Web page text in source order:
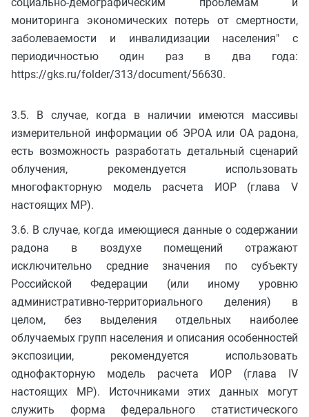
мониторинга экономических потерь от смертности,
заболеваемости и инвалидизации населения" с
периодичностью один раз в два года:
https://gks.ru/folder/313/document/56630.
3.5. В случае, когда в наличии имеются массивы
измерительной информации об ЭРОА или ОА радона,
есть возможность разработать детальный сценарий
облучения, рекомендуется использовать
многофакторную модель расчета ИОР (глава V
настоящих МР).
3.6. В случае, когда имеющиеся данные о содержании
радона в воздухе помещений отражают
исключительно средние значения по субъекту
Российской Федерации (или иному уровню
административно-территориального деления) в
целом, без выделения отдельных наиболее
облучаемых групп населения и описания особенностей
экспозиции, рекомендуется использовать
однофакторную модель расчета ИОР (глава IV
настоящих МР). Источниками этих данных могут
служить форма федерального статистического